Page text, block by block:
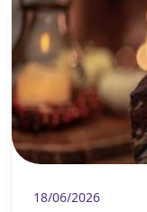
18/06/2026